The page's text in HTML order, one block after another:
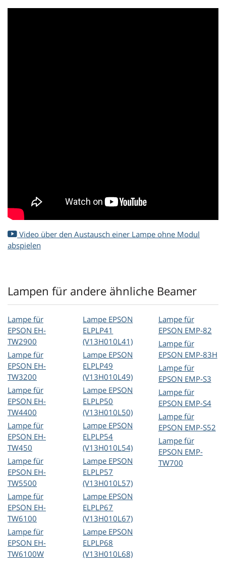
Video über den Austausch einer Lampe ohne Modul
abspielen
Lampen für andere ähnliche Beamer
Lampe für
EPSON EH-
TW2900
Lampe für
EPSON EH-
TW3200
Lampe für
EPSON EH-
TW4400
Lampe für
EPSON EH-
TW450
Lampe für
EPSON EH-
TW5500
Lampe für
EPSON EH-
TW6100
Lampe für
EPSON EH-
TW6100W
Lampe EPSON
ELPLP41
(V13H010L41)
Lampe EPSON
ELPLP49
(V13H010L49)
Lampe EPSON
ELPLP50
(V13H010L50)
Lampe EPSON
ELPLP54
(V13H010L54)
Lampe EPSON
ELPLP57
(V13H010L57)
Lampe EPSON
ELPLP67
(V13H010L67)
Lampe EPSON
ELPLP68
(V13H010L68)
Lampe für
EPSON EMP-82
Lampe für
EPSON EMP-83H
Lampe für
EPSON EMP-S3
Lampe für
EPSON EMP-S4
Lampe für
EPSON EMP-S52
Lampe für
EPSON EMP-
TW700